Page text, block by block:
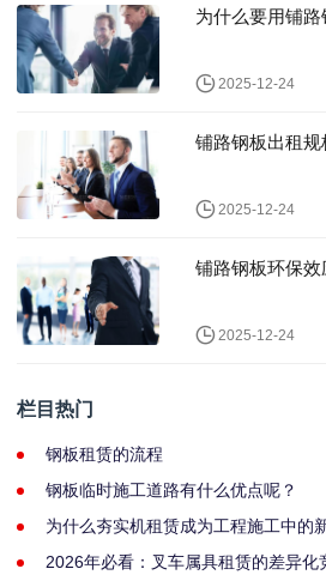
为什么要用铺路
2025-12-24
铺路钢板出租
2025-12-24
铺路钢板环保效
2025-12-24
栏目热门
钢板租赁的流程
钢板临时施工道路有什么优点呢？
为什么夯实机租赁成为工程施工中的
2026年必看：叉车属具租赁的差异化